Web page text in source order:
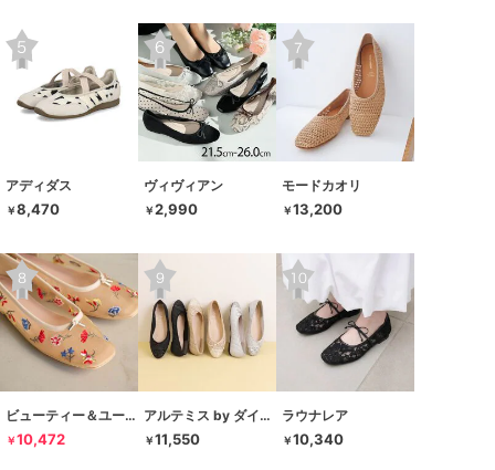
アディダス
￥8,470
ヴィヴィアン
￥2,990
モードカオリ
￥13,200
ビューティー＆ユース ユナイテッドアローズ
￥10,472
アルテミス by ダイアナ
￥11,550
ラウナレア
￥10,340